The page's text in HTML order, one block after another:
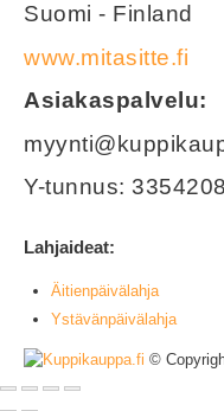
Suomi - Finland
www.mitasitte.fi
Asiakaspalvelu:
Y-tunnus:
Lahjaideat:
Äitienpäivälahja
Ystävänpäivälahja
©